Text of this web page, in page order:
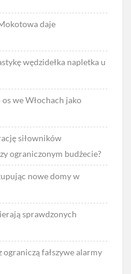
daje
wędzidełka napletka u
os we Włochach jako
siłowników
ograniczonym budżecie?
nowe domy w
sprawdzonych
fałszywe alarmy